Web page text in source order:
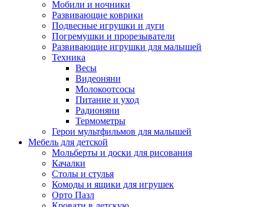
Мобили и ночники
Развивающие коврики
Подвесные игрушки и дуги
Погремушки и прорезыватели
Развивающие игрушки для малышей
Техника
Весы
Видеоняни
Молокоотсосы
Питание и уход
Радионяни
Термометры
Герои мультфильмов для малышей
Мебель для детской
Мольберты и доски для рисования
Качалки
Столы и стулья
Комоды и ящики для игрушек
Орто Пазл